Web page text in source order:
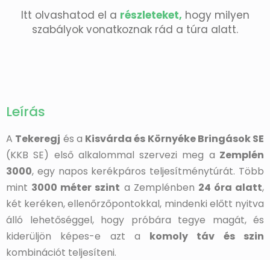
Itt olvashatod el a részleteket, hogy milyen
szabályok vonatkoznak rád a túra alatt.
Leírás
A Tekeregj és a Kisvárda és Környéke Bringások SE
(KKB SE) első alkalommal szervezi meg a Zemplén
3000, egy napos kerékpáros teljesítménytúrát. Több
mint 3000 méter szint a Zemplénben 24 óra alatt,
két keréken, ellenőrzőpontokkal, mindenki előtt nyitva
álló lehetőséggel, hogy próbára tegye magát, és
kiderüljön képes-e azt a komoly táv és szin
kombinációt teljesíteni.